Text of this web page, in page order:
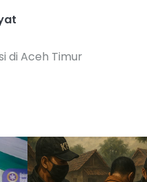
di Aceh Timur